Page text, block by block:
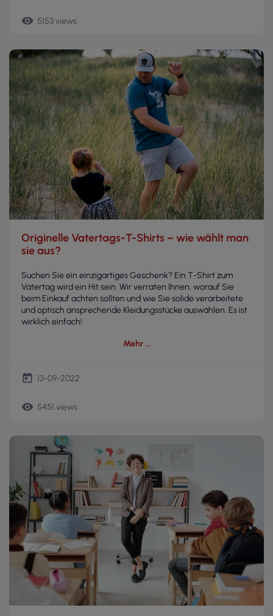
remove_red_eye 5153 views
Originelle Vatertags-T-Shirts – wie wählt man
sie aus?
Suchen Sie ein einzigartiges Geschenk? Ein T-Shirt zum
Vatertag wird ein Hit sein. Wir verraten Ihnen, worauf Sie
beim Einkauf achten sollten und wie Sie solide verarbeitete
und optisch ansprechende Kleidungsstücke auswählen. Es ist
wirklich einfach!
Mehr
today 13-09-2022
remove_red_eye 5451 views